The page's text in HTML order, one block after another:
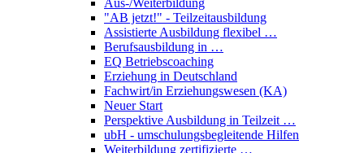
Aus-/Weiterbildung
"AB jetzt!" - Teilzeitausbildung
Assistierte Ausbildung flexibel …
Berufsausbildung in …
EQ Betriebscoaching
Erziehung in Deutschland
Fachwirt/in Erziehungswesen (KA)
Neuer Start
Perspektive Ausbildung in Teilzeit …
ubH - umschulungsbegleitende Hilfen
Weiterbildung zertifizierte …